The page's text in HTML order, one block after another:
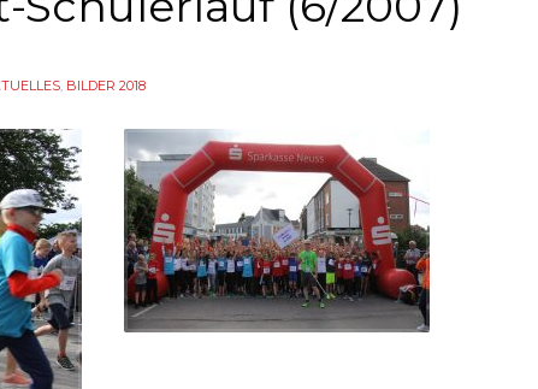
, BILDER 2018